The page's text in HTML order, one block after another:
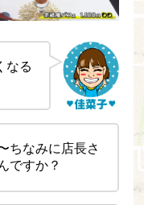
なる
ちなみに店長さ
ですか？